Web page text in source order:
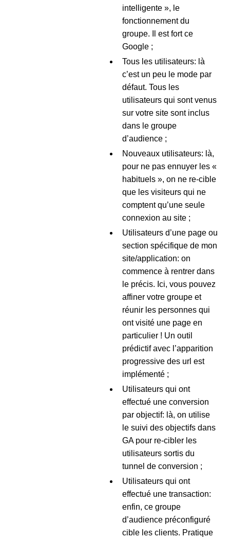
intelligente », le
fonctionnement du
groupe. Il est fort ce
Google ;
Tous les utilisateurs: là
c’est un peu le mode par
défaut. Tous les
utilisateurs qui sont venus
sur votre site sont inclus
dans le groupe
d’audience ;
Nouveaux utilisateurs: là,
pour ne pas ennuyer les «
habituels », on ne re-cible
que les visiteurs qui ne
comptent qu’une seule
connexion au site ;
Utilisateurs d’une page ou
section spécifique de mon
site/application: on
commence à rentrer dans
le précis. Ici, vous pouvez
affiner votre groupe et
réunir les personnes qui
ont visité une page en
particulier ! Un outil
prédictif avec l’apparition
progressive des url est
implémenté ;
Utilisateurs qui ont
effectué une conversion
par objectif: là, on utilise
le suivi des objectifs dans
GA pour re-cibler les
utilisateurs sortis du
tunnel de conversion ;
Utilisateurs qui ont
effectué une transaction:
enfin, ce groupe
d’audience préconfiguré
cible les clients. Pratique